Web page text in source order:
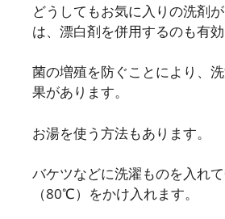
どうしてもお気に入りの洗剤
は、漂白剤を併用するのも有効
菌の増殖を防ぐことにより、
果があります。
お湯を使う方法もあります。
バケツなどに洗濯ものを入れ
（80℃）をかけ入れます。